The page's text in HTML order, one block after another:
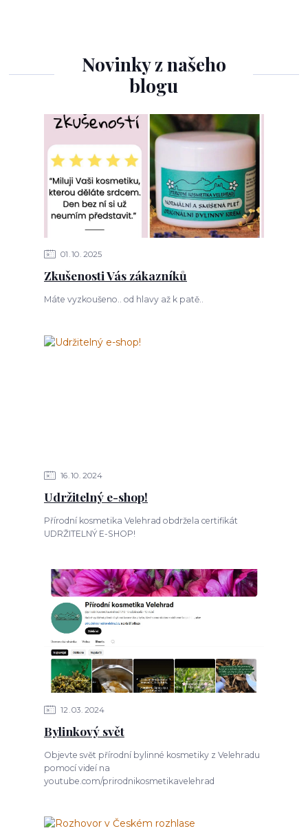
Novinky z našeho
blogu
01 10 2025
Zkušenosti Vás zákazníků
Máte vyzkoušeno.. od hlavy až k patě..
16 10 2024
Udržitelný e-shop!
Přírodní kosmetika Velehrad obdržela certifikát
UDRŽITELNÝ E-SHOP!
12 03 2024
Bylinkový svět
Objevte svět přírodní bylinné kosmetiky z Velehradu
pomocí videí na
youtube.com/prirodnikosmetikavelehrad